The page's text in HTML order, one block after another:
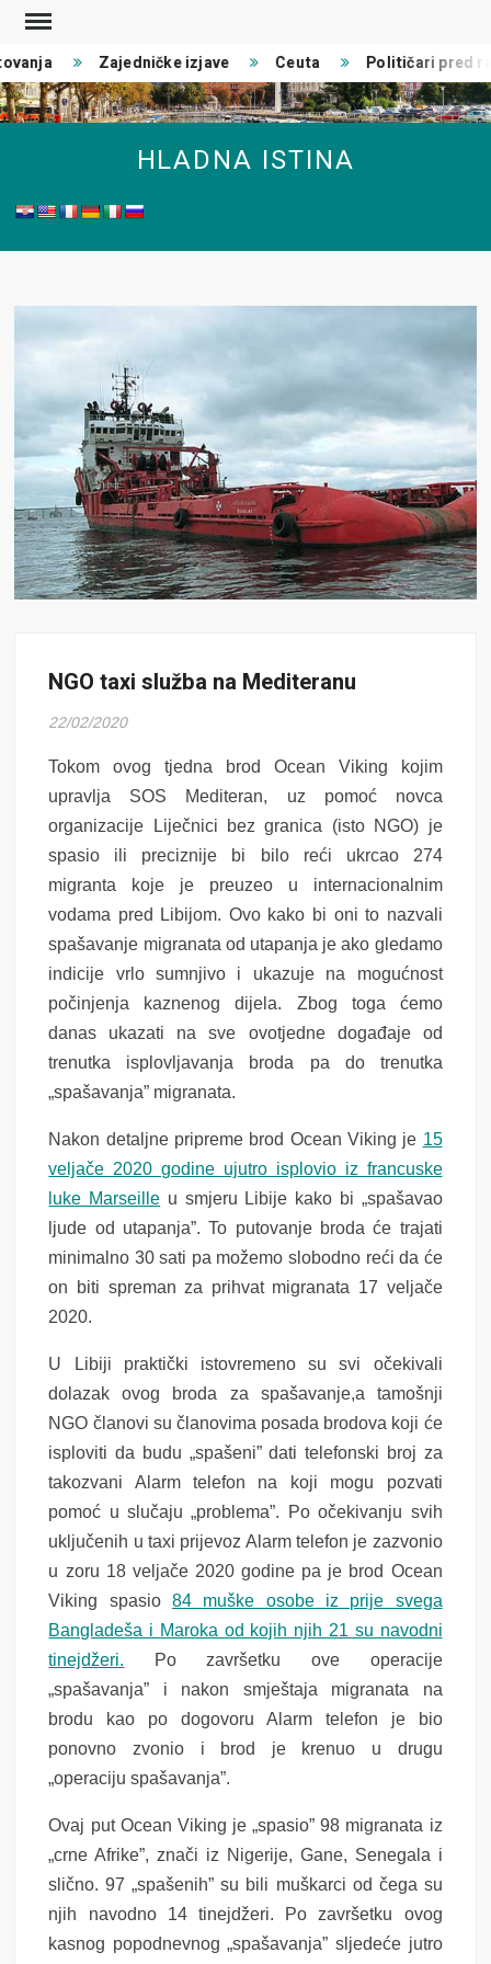
Skip
content
Zajedničke izjave Ceuta Političari pred rat
HLADNA ISTINA
NGO taxi služba na Mediteranu
22/02/2020
Tokom ovog tjedna brod Ocean Viking kojim
upravlja SOS Mediteran, uz pomoć novca
organizacije Liječnici bez granica (isto NGO) je
spasio ili preciznije bi bilo reći ukrcao 274
migranta koje je preuzeo u internacionalnim
vodama pred Libijom. Ovo kako bi oni to nazvali
spašavanje migranata od utapanja je ako gledamo
indicije vrlo sumnjivo i ukazuje na mogućnost
počinjenja kaznenog dijela. Zbog toga ćemo
danas ukazati na sve ovotjedne događaje od
trenutka isplovljavanja broda pa do trenutka
„spašavanja” migranata.
Nakon detaljne pripreme brod Ocean Viking je 15
veljače 2020 godine ujutro isplovio iz francuske
luke Marseille u smjeru Libije kako bi „spašavao
ljude od utapanja”. To putovanje broda će trajati
minimalno 30 sati pa možemo slobodno reći da će
on biti spreman za prihvat migranata 17 veljače
2020.
U Libiji praktički istovremeno su svi očekivali
dolazak ovog broda za spašavanje,a tamošnji
NGO članovi su članovima posada brodova koji će
isploviti da budu „spašeni” dati telefonski broj za
takozvani Alarm telefon na koji mogu pozvati
pomoć u slučaju „problema”. Po očekivanju svih
uključenih u taxi prijevoz Alarm telefon je zazvonio
u zoru 18 veljače 2020 godine pa je brod Ocean
Viking spasio84 muške osobe iz prije svega
Bangladeša i Maroka od kojih njih 21 su navodni
tinejdžeri. Po završetku ove operacije
„spašavanja” i nakon smještaja migranata na
brodu kao po dogovoru Alarm telefon je bio
ponovno zvonio i brod je krenuo u drugu
„operaciju spašavanja”.
Ovaj put Ocean Viking je „spasio” 98 migranata iz
„crne Afrike”, znači iz Nigerije, Gane, Senegala i
slično. 97 „spašenih” su bili muškarci od čega su
njih navodno 14 tinejdžeri. Po završetku ovog
kasnog popodnevnog „spašavanja” sljedeće jutro